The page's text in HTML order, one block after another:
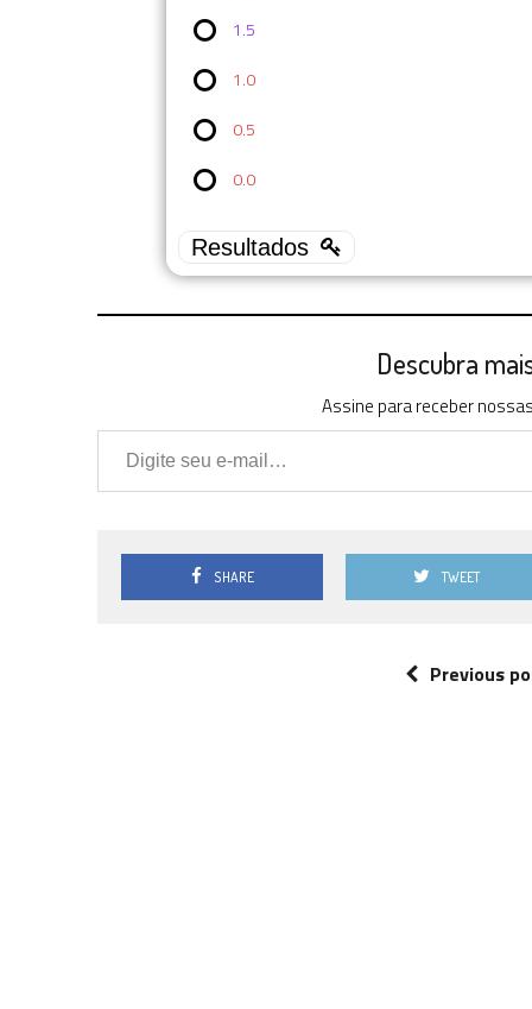
1.5
1.0
0.5
0.0
Descubra
Assine para receber
Digite seu e-mail…
SHARE TWEET
Previous